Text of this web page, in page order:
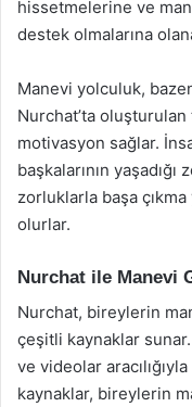
hissetmelerine ve
destek olmalarına
Manevi yolculuk,
Nurchat’ta oluşturulan
motivasyon sağlar.
başkalarının
zorluklarla başa çıkma
olurlar.
Nurchat ile Manevi
Nurchat, bireylerin
çeşitli kaynaklar sunar.
ve videolar
kaynaklar, bireylerin